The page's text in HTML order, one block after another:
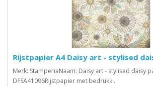
Rijstpapier A4 Daisy art - stylised
Merk: StamperiaNaam: Daisy art - stylised daisy
DFSA41096Rijstpapier met bedrukk..